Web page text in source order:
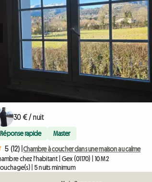
30 € / nuit
Réponse rapide Master
5 (12) | Chambre à coucher dans une maison au calme
chez l'habitant | Gex (01170) | 10 M2
| 5 nuits minimum